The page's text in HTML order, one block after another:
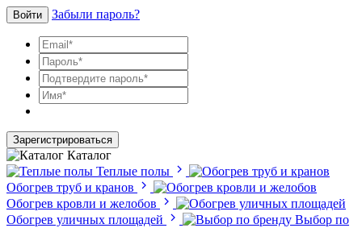
Войти Забыли пароль?
Зарегистрироваться
Каталог
Теплые полы
Обогрев труб и кранов
Обогрев кровли и желобов
Обогрев уличных площадей
Выбор по